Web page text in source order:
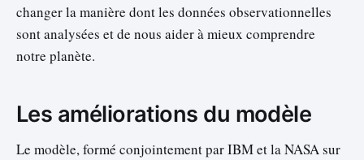
changer la manière dont les données observationnelles
sont analysées et de nous aider à mieux comprendre
notre planète.
Les améliorations du modèle
Le modèle, formé conjointement par IBM et la NASA sur